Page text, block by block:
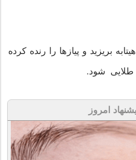
بریزید و پیاز‌ها را رنده کرده
طلایی ​ شود.
امروز